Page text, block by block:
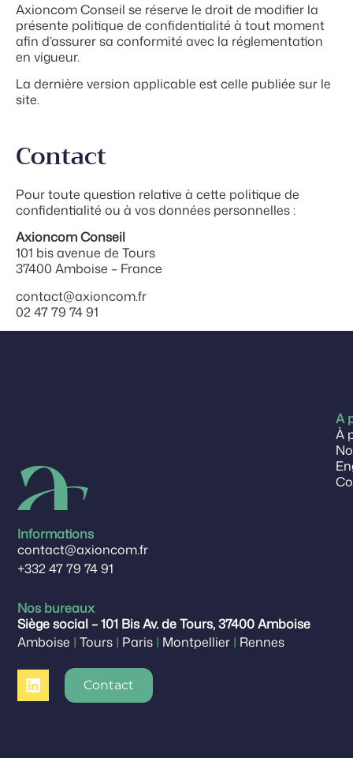
Axioncom Conseil se réserve le droit de modifier la
présente politique de confidentialité à tout moment
afin d’assurer sa conformité avec la réglementation
en vigueur.
La dernière version applicable est celle publiée sur le
site.
Contact
Pour toute question relative à cette politique de
confidentialité ou à vos données personnelles :
Axioncom Conseil
101 bis avenue de Tours
37400 Amboise – France
contact@axioncom.fr
02 47 79 74 91
Informations
contact@axioncom.fr
+332 47 79 74 91
Nos bureaux
Siège social – 101 Bis Av. de Tours, 37400 Amboise
Amboise | Tours | Paris | Montpellier | Rennes
Contact
A
À